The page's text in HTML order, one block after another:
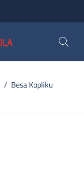
/ Besa Kopliku